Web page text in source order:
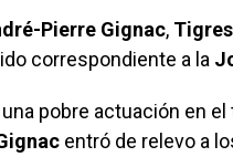
Pierre Gignac, Tigres
correspondiente a la
pobre actuación en
entró de relevo a